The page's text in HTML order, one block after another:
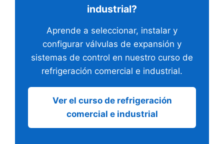
industrial?
Aprende a seleccionar, instalar y
configurar válvulas de expansión y
sistemas de control en nuestro curso de
refrigeración comercial e industrial.
Ver el curso de refrigeración
comercial e industrial